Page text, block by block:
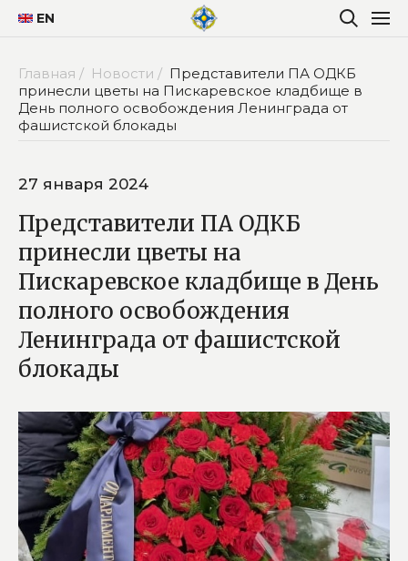
EN
Главная / Новости / Представители ПА ОДКБ
принесли цветы на Пискаревское кладбище в
День полного освобождения Ленинграда от
фашистской блокады
27 января 2024
Представители ПА ОДКБ
принесли цветы на
Пискаревское кладбище в День
полного освобождения
Ленинграда от фашистской
блокады